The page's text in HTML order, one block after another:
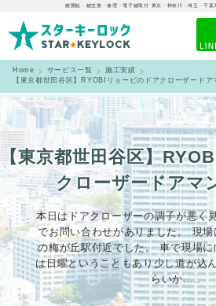
鍵開錠・鍵交換・修理・電子鍵取付 東京・神奈川・埼玉・千葉
Home サービス一覧
施工実績
【東京都世田谷区】RYOBIリョービのドアクローザードア
【東京都世田谷区】
クローザードアマ
本日はドアクローザーの調子が悪く
でお問い合わせがありました。 現
の梅が丘駅付近でした。 車で現場
は日曜ということもあり少し道が込
らいか…..